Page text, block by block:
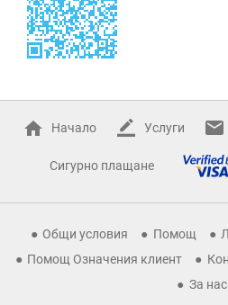
Начало Услуги
Сигурно плащане
Общи условия Помощ
Помощ Означения клиент
За нас